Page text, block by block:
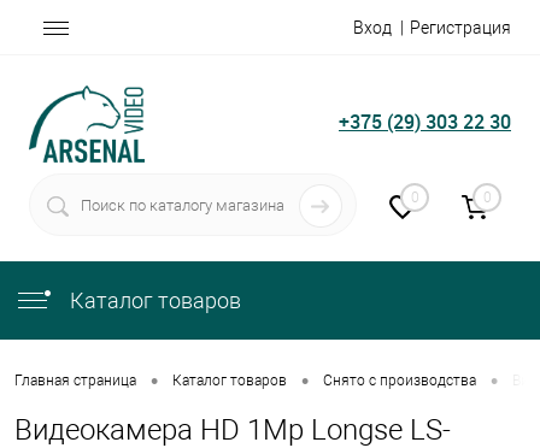
Вход Регистрация
+375 (29) 303 22 30
0 0
Каталог товаров
Главная страница • Каталог товаров • Снято с производства •
Видеокамера HD 1Mp Longse LS-